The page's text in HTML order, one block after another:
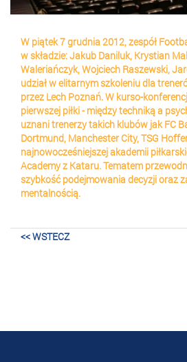
W piątek 7 grudnia 2012, zespół
w składzie: Jakub Daniluk, Krystian
Waleriańczyk, Wojciech Raszewski,
udział w elitarnym szkoleniu dla
przez Lech Poznań. W kurso-
pierwszej piłki - między techniką a
uznani trenerzy takich klubów jak FC
Dortmund, Manchester City, TSG
najnowocześniejszej akademii
Academy z Kataru. Tematem
szybkość podejmowania decyzji oraz
mentalnością.
<< WSTECZ